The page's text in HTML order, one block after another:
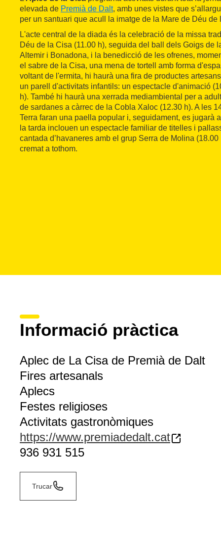
elevada de Premià de Dalt, amb unes vistes que
per un santuari que acull la imatge de la Mare de Déu de
L'acte central de la diada és la celebració de la missa
Déu de la Cisa (11.00 h), seguida del ball dels Goigs de
Altemir i Bonadona, i la benedicció de les ofrenes,
el sabre de la Cisa, una mena de tortell amb forma
voltant de l'ermita, hi haurà una fira de productes
un parell d'activitats infantils: un espectacle d'animació
h). També hi haurà una xerrada mediambiental per a
de sardanes a càrrec de la Cobla Xaloc (12.30 h). A les
Terra faran una paella popular i, seguidament, es jugarà
la tarda inclouen un espectacle familiar de titelles i
cantada d’havaneres amb el grup Serra de Molina
cremat a tothom.
Informació pràctica
Aplec de La Cisa de Premià de Dalt
Fires artesanals
Aplecs
Festes religioses
Activitats gastronòmiques
https://www.premiadedalt.cat
936 931 515
Trucar